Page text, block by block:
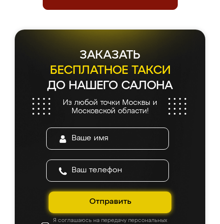
ЗАКАЗАТЬ
БЕСПЛАТНОЕ ТАКСИ
ДО НАШЕГО САЛОНА
Из любой точки Москвы и
Московской области!
Отправить
Я соглашаюсь на передачу персональных